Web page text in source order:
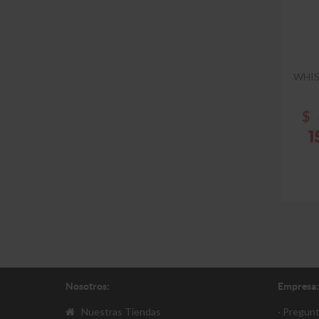
$
Nosotros:
Nuestras Tiendas
Empresa:
·